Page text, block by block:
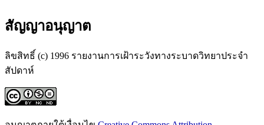
สัญญาอนุญาต
ลิขสิทธิ์ (c) 1996 รายงานการเฝ้าระวังทางระบาดวิทยาประจำ
สัปดาห์